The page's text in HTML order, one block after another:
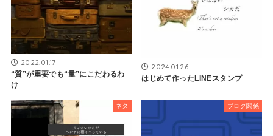
2022.01.17
“質”が重要でも“量”にこだわるわ
け
2024.01.26
はじめて作ったLINEスタンプ
ネタ ブログ関係